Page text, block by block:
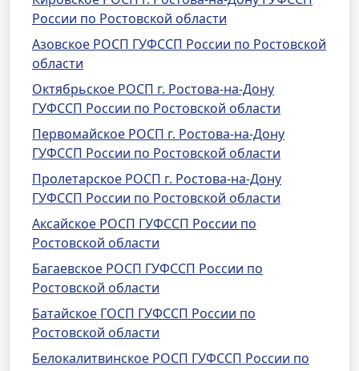
России по Ростовской области
Азовское РОСП ГУФССП России по Ростовской
области
Октябрьское РОСП г. Ростова-на-Дону
ГУФССП России по Ростовской области
Первомайское РОСП г. Ростова-на-Дону
ГУФССП России по Ростовской области
Пролетарское РОСП г. Ростова-на-Дону
ГУФССП России по Ростовской области
Аксайское РОСП ГУФССП России по
Ростовской области
Багаевское РОСП ГУФССП России по
Ростовской области
Батайское ГОСП ГУФССП России по
Ростовской области
Белокалитвинское РОСП ГУФССП России по